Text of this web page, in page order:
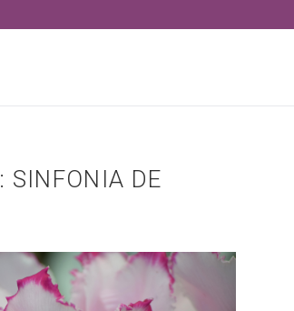
SINFONIA DE